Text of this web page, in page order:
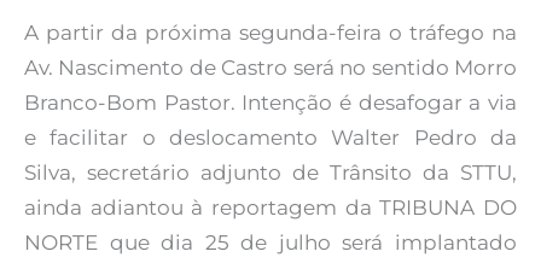
A partir da próxima segunda-feira o tráfego na
Av. Nascimento de Castro será no sentido Morro
Branco-Bom Pastor. Intenção é desafogar a via
e facilitar o deslocamento Walter Pedro da
Silva, secretário adjunto de Trânsito da STTU,
ainda adiantou à reportagem da TRIBUNA DO
NORTE que dia 25 de julho será implantado